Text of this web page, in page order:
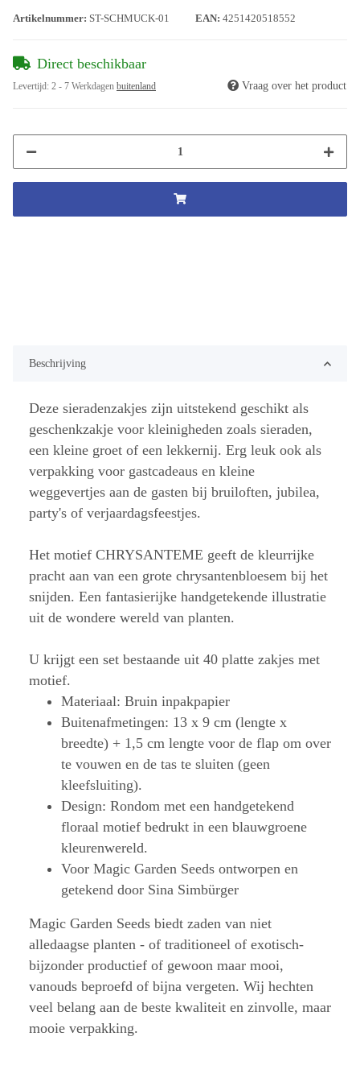
Artikelnummer: ST-SCHMUCK-01 EAN: 4251420518552
Direct beschikbaar
Levertijd: 2 - 7 Werkdagen buitenland Vraag over het product
Beschrijving
Deze sieradenzakjes zijn uitstekend geschikt als
geschenkzakje voor kleinigheden zoals sieraden,
een kleine groet of een lekkernij. Erg leuk ook als
verpakking voor gastcadeaus en kleine
weggevertjes aan de gasten bij bruiloften, jubilea,
party's of verjaardagsfeestjes.
Het motief CHRYSANTEME geeft de kleurrijke
pracht aan van een grote chrysantenbloesem bij het
snijden. Een fantasierijke handgetekende illustratie
uit de wondere wereld van planten.
U krijgt een set bestaande uit 40 platte zakjes met
motief.
Materiaal: Bruin inpakpapier
Buitenafmetingen: 13 x 9 cm (lengte x
breedte) + 1,5 cm lengte voor de flap om over
te vouwen en de tas te sluiten (geen
kleefsluiting).
Design: Rondom met een handgetekend
floraal motief bedrukt in een blauwgroene
kleurenwereld.
Voor Magic Garden Seeds ontworpen en
getekend door Sina Simbürger
Magic Garden Seeds biedt zaden van niet
alledaagse planten - of traditioneel of exotisch-
bijzonder productief of gewoon maar mooi,
vanouds beproefd of bijna vergeten. Wij hechten
veel belang aan de beste kwaliteit en zinvolle, maar
mooie verpakking.